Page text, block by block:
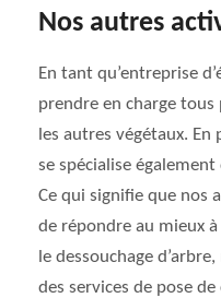
Nos autres
En tant qu’entreprise
prendre en charge
les autres végétaux. En
se spécialise
Ce qui signifie que nos
de répondre au mieux
le dessouchage
des services de pose